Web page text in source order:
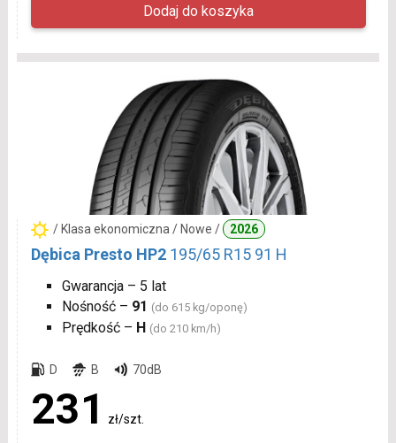
/ Klasa ekonomiczna / Nowe / 2026
Dębica Presto HP2 195/65 R15 91 H
Gwarancja – 5 lat
Nośność – 91 (do 615 kg/oponę)
Prędkość – H (do 210 km/h)
D B 70dB
231 zł/szt.